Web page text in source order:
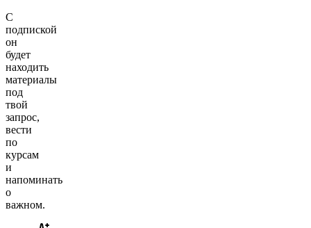
С
подпиской
он
будет
находить
материалы
под
твой
запрос,
вести
по
курсам
и
напоминать
о
важном.